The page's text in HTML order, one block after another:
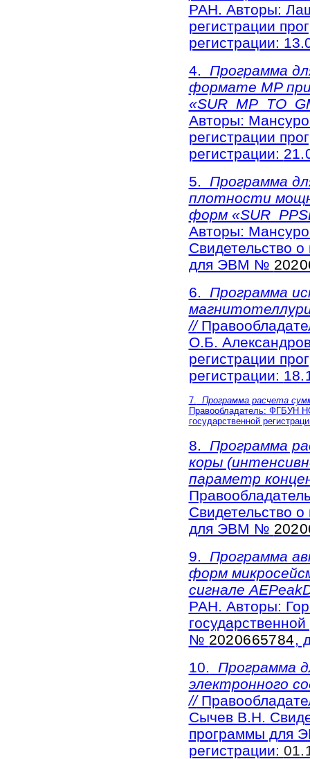
РАН. Авторы:
регистрации
регистрации:
4. Программа
формате MP
Авторы:
регистрации
регистрации:
5. Программа
плотности
форм
Авторы:
Свидетельство
для ЭВМ №
6. Программа
//
О.Б.
регистрации
регистрации:
7.
Программа расчета
Правообладатель: ФГБУН
государственной
8. Программа
коры
параметр
Свидетельство
для ЭВМ №
9. Программа
форм
сигнале
РАН. Авторы:
№ 2020665784,
10. Программа
электронного
//
Сычев В.Н.
программы
регистрации: